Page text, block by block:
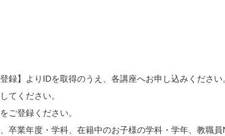
】よりIDを取得のうえ、各講座へお申し込みください
てください。
ご登録ください。
卒業年度・学科、在籍中のお子様の学科・学年、教職員